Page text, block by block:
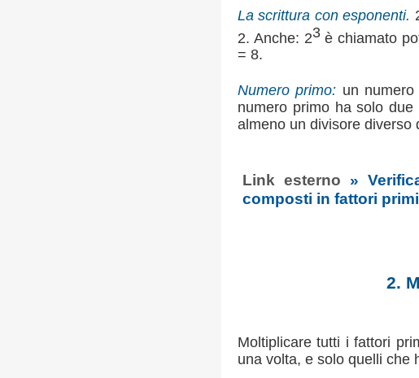
La scrittura con esponenti.
2. Anche: 23è chiamato
= 8.
Numero primo: un
numero primo ha solo due
almeno un divisore diverso
Link esterno »
composti in fattori
2.
Moltiplicare tutti i fattori
una volta, e solo quelli che